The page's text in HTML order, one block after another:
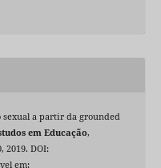
sexual a partir da grounded
em Educação,
2019. DOI:
em: